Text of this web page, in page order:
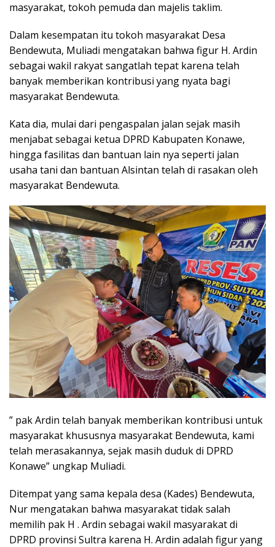
masyarakat, tokoh pemuda dan majelis taklim.
Dalam kesempatan itu tokoh masyarakat Desa
Bendewuta, Muliadi mengatakan bahwa figur H. Ardin
sebagai wakil rakyat sangatlah tepat karena telah
banyak memberikan kontribusi yang nyata bagi
masyarakat Bendewuta.
Kata dia, mulai dari pengaspalan jalan sejak masih
menjabat sebagai ketua DPRD Kabupaten Konawe,
hingga fasilitas dan bantuan lain nya seperti jalan
usaha tani dan bantuan Alsintan telah di rasakan oleh
masyarakat Bendewuta.
” pak Ardin telah banyak memberikan kontribusi untuk
masyarakat khususnya masyarakat Bendewuta, kami
telah merasakannya, sejak masih duduk di DPRD
Konawe” ungkap Muliadi.
Ditempat yang sama kepala desa (Kades) Bendewuta,
Nur mengatakan bahwa masyarakat tidak salah
memilih pak H . Ardin sebagai wakil masyarakat di
DPRD provinsi Sultra karena H. Ardin adalah figur yang